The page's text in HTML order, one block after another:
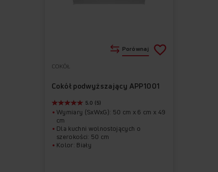
COKÓŁ
Cokół podwyższający APP1001
5.0 (5)
Wymiary (SxWxG): 50 cm x 6 cm x 49
cm
Dla kuchni wolnostojących o
szerokości: 50 cm
Kolor: Biały
Porównaj